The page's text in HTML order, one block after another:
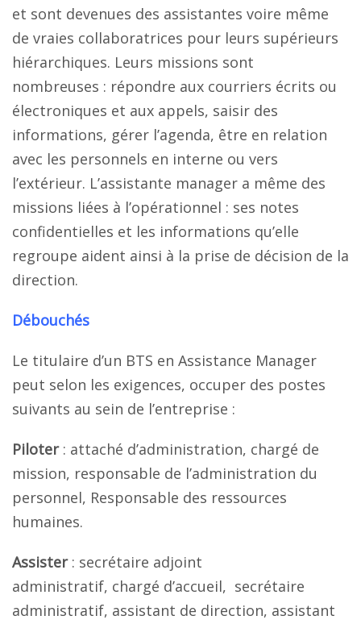
et sont devenues des assistantes voire même
de vraies collaboratrices pour leurs supérieurs
hiérarchiques. Leurs missions sont
nombreuses : répondre aux courriers écrits ou
électroniques et aux appels, saisir des
informations, gérer l’agenda, être en relation
avec les personnels en interne ou vers
l’extérieur. L’assistante manager a même des
missions liées à l’opérationnel : ses notes
confidentielles et les informations qu’elle
regroupe aident ainsi à la prise de décision de la
direction.
Débouchés
Le titulaire d’un BTS en Assistance Manager
peut selon les exigences, occuper des postes
suivants au sein de l’entreprise :
Piloter: attaché d’administration, chargé de
mission, responsable de l’administration du
personnel, Responsable des ressources
humaines.
Assister: secrétaire adjoint
administratif, chargé d’accueil, secrétaire
administratif, assistant de direction, assistant